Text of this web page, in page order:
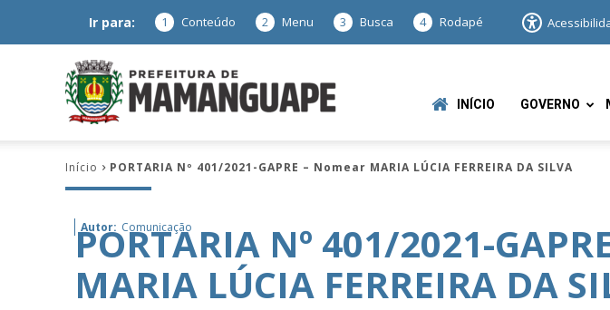
Ir para: 1 Conteúdo 2 Menu 3 Busca 4 Rodapé
Mamanguape
INÍCIO GOVERNO
Início PORTARIA Nº 401/2021-GAPRE – Nomear MARIA LÚCIA FERREIRA DA SILVA
Autor: Comunicação
PORTARIA Nº 401/2021-
MARIA LÚCIA FERREIRA DA